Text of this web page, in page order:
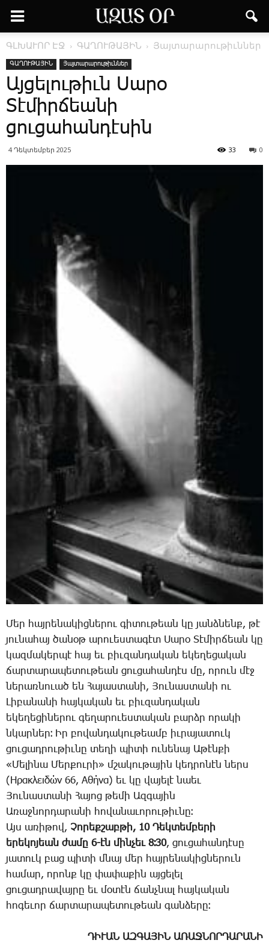
ԳԼԽԱՒՈՐ ԷՋ ԳԱՂՈՒԹԱՅԻՆ Յայտարարութիւններ
ԳԱՂՈՒԹԱՅԻՆ Յայտարարութիւններ
Այցելութիւն Սարօ
Տէմիրճեանի
ցուցահանդէսին
4 Դեկտեմբեր 2025 0
33
­Մեր հայ­րե­նա­կից­նե­րու գի­տու­թեան կը յանձ­նենք, թէ
յու­նա­հայ ծա­նօթ ա­րուես­տա­գէտ ­Սա­րօ ­Տէ­միր­ճեան կը
կազ­մա­կեր­պէ հայ եւ բիւ­զան­դա­կան ե­կե­ղե­ցա­կան
ճար­տա­րա­պե­տու­թեան ցու­ցա­հան­դէս մը, ո­րուն մէջ
նե­րառ­նո­ւած են ­Հա­յաս­տա­նի, ­Յու­նաս­տա­նի ու
­Լի­բա­նա­նի հայ­կա­կան եւ բիւ­զան­դա­կան
ե­կե­ղե­ցի­նե­րու գե­ղա­րո­ւես­տա­կան բարձր ո­րա­կի
նկար­ներ։ Իր բո­վան­դա­կու­թեամբ իւ­րա­յա­տուկ
ցու­ցադ­րու­թիւ­նը տե­ղի պի­տի ու­նե­նայ Ա­թէն­քի
«­Մե­լի­նա ­Մեր­քու­րի» մշա­կու­թա­յին կեդ­րո­նէն ներս
(Ηρακλειδών 66, Αθήνα) եւ կը վա­յե­լէ նաեւ
­Յու­նաս­տա­նի ­Հա­յոց թե­մի Ազ­գա­յին
Ա­ռաջ­նոր­դա­րա­նի հո­վա­նա­ւո­րու­թիւ­նը։
Այս ա­ռի­թով, ­Չո­րեք­շաբ­թի, 10 ­Դեկ­տեմ­բե­րի
ե­րե­կո­յեան ժա­մը 6-էն մին­չեւ 8։30, ցու­ցա­հան­դէ­սը
յա­տուկ բաց պի­տի մնայ մեր հայ­րե­նա­կից­նե­րուն
հա­մար, ո­րոնք կը փա­փա­քին այ­ցե­լել
ցու­ցադրա­վայ­րը եւ մօ­տէն ճանչ­նալ հայ­կա­կան
հո­գե­ւոր ճար­տա­րա­պե­տու­թեան գան­ձե­րը։
ԴԻՒԱՆ ԱԶԳԱՅԻՆ ԱՌԱՋՆՈՐԴԱՐԱՆԻ